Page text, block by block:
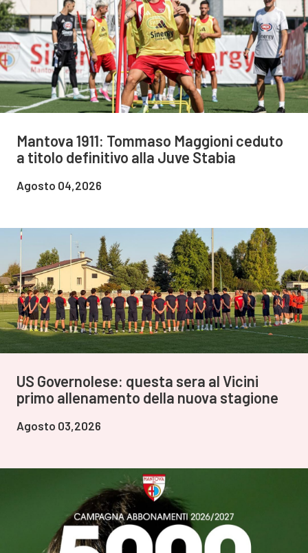
Mantova 1911: Tommaso Maggioni ceduto
a titolo definitivo alla Juve Stabia
Agosto 04,2026
US Governolese: questa sera al Vicini
primo allenamento della nuova stagione
Agosto 03,2026